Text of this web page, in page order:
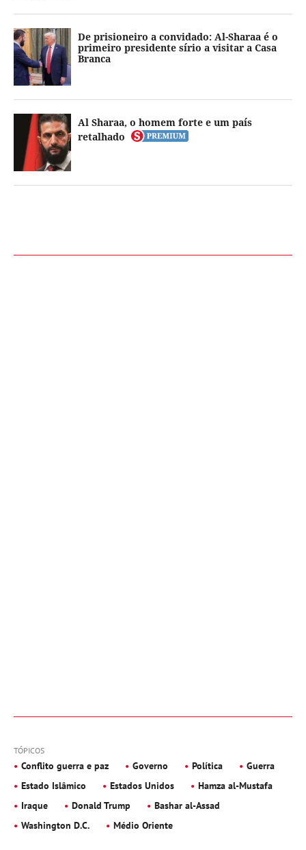
De prisioneiro a convidado: Al-Sharaa é o
primeiro presidente sírio a visitar a Casa
Branca
Al Sharaa, o homem forte e um país
retalhado
TÓPICOS
Conflito guerra e paz Governo Política
Guerra
Estado Islâmico
Estados Unidos
Hamza al-Mustafa
Iraque
Donald Trump
Bashar al-Assad
Washington D.C.
Médio Oriente